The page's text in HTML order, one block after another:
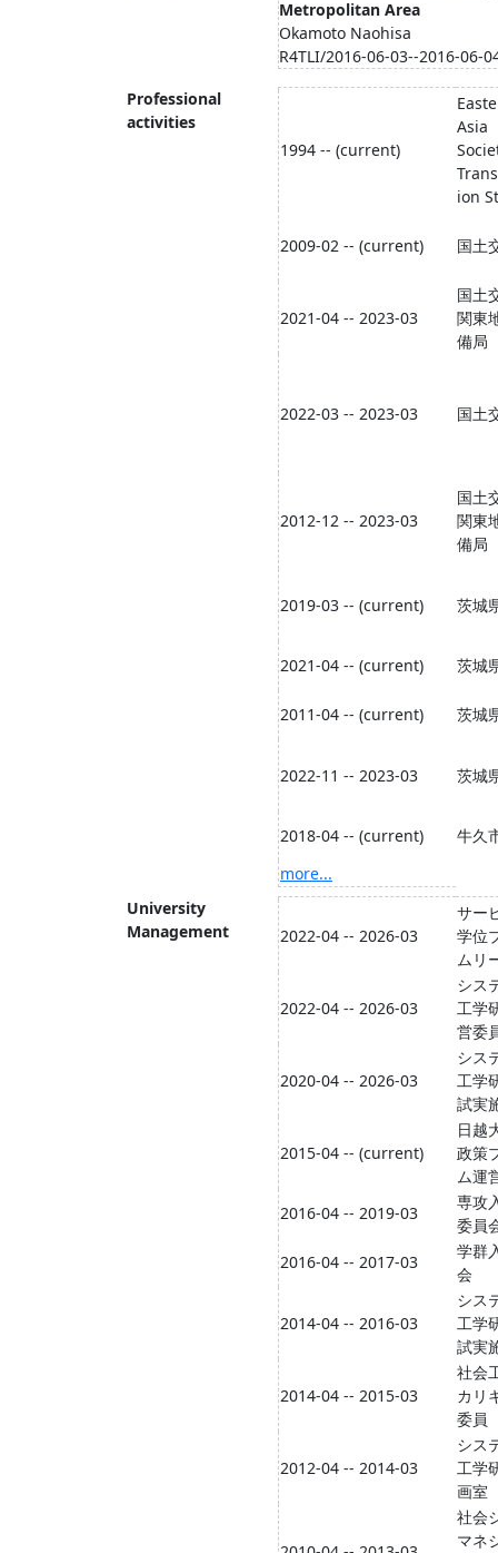
Metropolitan Area
Okamoto Naohisa
R4TLI/2016-06-03--2016-06-
Professional
activities
1994 -- (current)
Asia
ion
2009-02 -- (current) 国土
2021-04 -- 2023-03
国土
関東
備局
2022-03 -- 2023-03 国土
2012-12 -- 2023-03
国土
関東
備局
2019-03 -- (current) 茨城
2021-04 -- (current) 茨城
2011-04 -- (current) 茨城
2022-11 -- 2023-03 茨城
2018-04 -- (current)
牛久
more...
University
Management
2022-04 -- 2026-03
サー
学位
ムリ
2022-04 -- 2026-03
シス
工学
営委
2020-04 -- 2026-03
シス
工学
試実
2015-04 -- (current)
日越
政策
ム運
2016-04 -- 2019-03
専攻
委員
2016-04 -- 2017-03
学群
会
2014-04 -- 2016-03
シス
工学
試実
2014-04 -- 2015-03
社会
カリ
委員
2012-04 -- 2014-03
シス
工学
画室
社会
マネ